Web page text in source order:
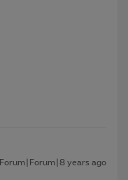
Forum|Forum|8 years ago